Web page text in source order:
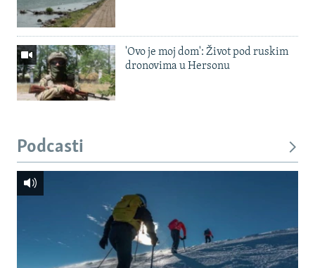
'Ovo je moj dom': Život pod ruskim
dronovima u Hersonu
Podcasti